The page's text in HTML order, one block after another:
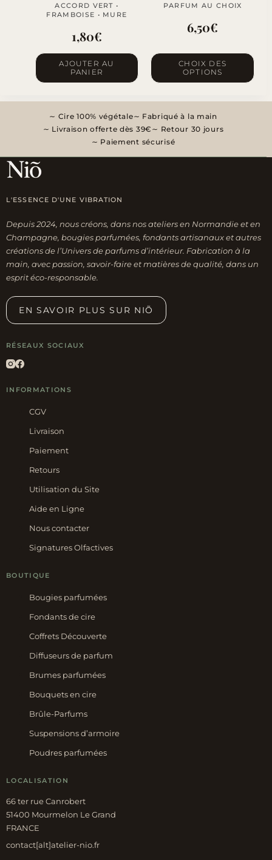
ACCORD VERT •
FRAMBOISE • MURE
1,80€
AJOUTER AU
PANIER
PARFUM AU CHOIX
6,50€
CHOIX DES
OPTIONS
Ce
produit
variations.
options
la
page
du
Cire 100% végétale
Fabriqué à la main
Livraison offerte dès 39€
Retour 30 jours
Paiement sécurisé
L'ESSENCE D'UNE VIBRATION
Depuis 2024, nous créons, dans nos ateliers en Normandie et en
Champagne, bougies parfumées, fondants artisanaux et autres
créations de l’Univers de parfums d’intérieur. Fabrication à la
main, avec passion, savoir-faire et matières de qualité, dans un
esprit éco-responsable.
EN SAVOIR PLUS SUR NIÕ
RÉSEAUX SOCIAUX
INFORMATIONS
CGV
Livraison
Paiement
Retours
Utilisation du Site
Aide en Ligne
Nous contacter
Signatures Olfactives
BOUTIQUE
Bougies parfumées
Fondants de cire
Coffrets Découverte
Diffuseurs de parfum
Brumes parfumées
Bouquets en cire
Brûle-Parfums
Suspensions d’armoire
Poudres parfumées
LOCALISATION
66 ter rue Canrobert
51400 Mourmelon Le Grand
FRANCE
contact[alt]atelier-nio.fr